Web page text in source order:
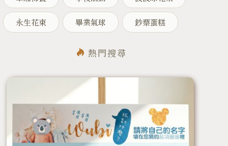
永生花束 畢業氣球 鈔票蛋糕
熱門搜尋